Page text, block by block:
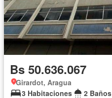
Bs 50.636.067
Girardot, Aragua
3 Habitaciones
2 Baños